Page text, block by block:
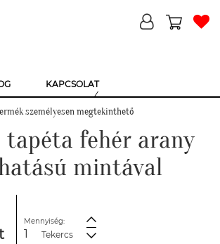
KAPCSOLAT
személyesen megtekinthető
tapéta fehér arany
mintával
Mennyiség:
Tekercs